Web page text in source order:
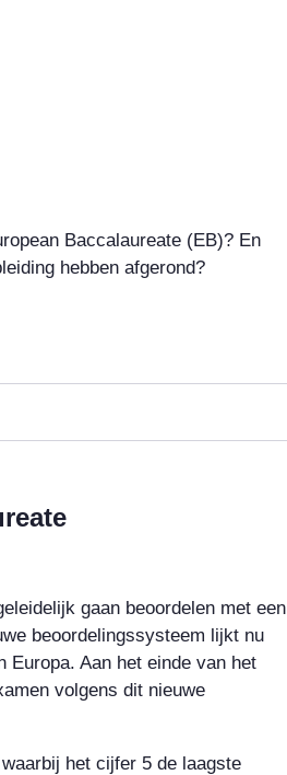
Baccalaureate (EB)? En
hebben afgerond?
gaan beoordelen met een
beoordelingssysteem lijkt nu
Europa. Aan het einde van het
volgens dit nieuwe
het cijfer 5 de laagste